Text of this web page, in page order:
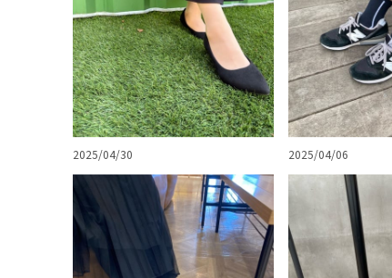
2025/04/30 2025/04/06